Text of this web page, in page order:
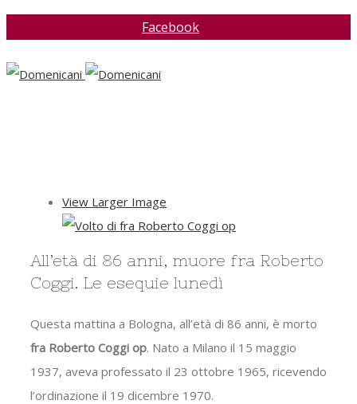
Facebook
View Larger Image
All’età di 86 anni, muore fra Roberto
Coggi. Le esequie lunedì
Questa mattina a Bologna, all’età di 86 anni, è morto
fra Roberto Coggi op. Nato a Milano il 15 maggio
1937, aveva professato il 23 ottobre 1965, ricevendo
l’ordinazione il 19 dicembre 1970.